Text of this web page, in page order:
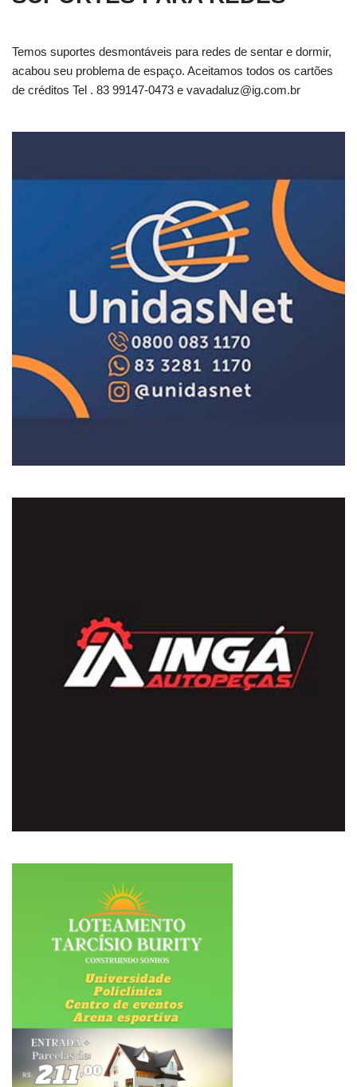
Temos suportes desmontáveis para redes de sentar e dormir,
acabou seu problema de espaço. Aceitamos todos os cartões
de créditos Tel . 83 99147-0473 e vavadaluz@ig.com.br